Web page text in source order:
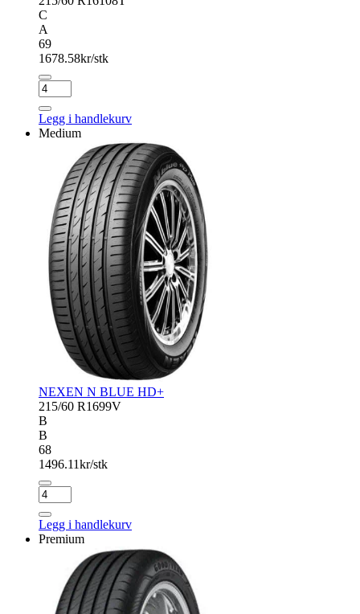
C
A
69
1678.58kr/stk
NEXEN
ROADIAN
CT8
antall
Legg i handlekurv
Medium
NEXEN N BLUE HD+
215/60 R1699V
B
B
68
1496.11kr/stk
NEXEN
N
BLUE
HD+
Legg i handlekurv
Premium